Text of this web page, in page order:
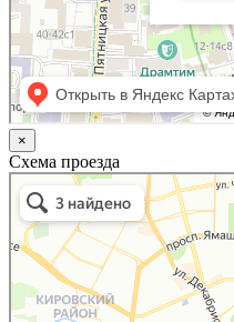
×
Схема проезда
Казань
Малый Татарский переулок, 8 на
Яндекс.Карты